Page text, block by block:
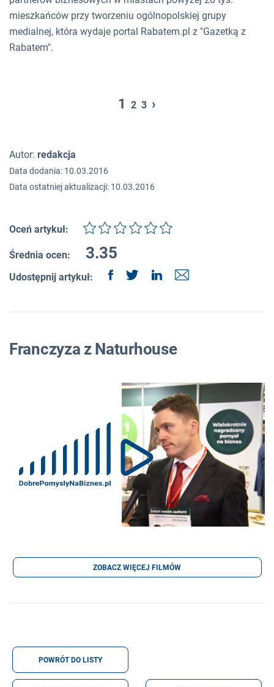
mieszkańców przy tworzeniu ogólnopolskiej grupy
medialnej, która wydaje portal Rabatem.pl z "Gazetką z
Rabatem".
1 2 3 ›
Autor: redakcja
Data dodania: 10.03.2016
Data ostatniej aktualizacji: 10.03.2016
Oceń artykuł:
Średnia ocen: 3.35
Udostępnij artykuł:
Franczyza z Naturhouse
ZOBACZ WIĘCEJ FILMÓW
POWRÓT DO LISTY